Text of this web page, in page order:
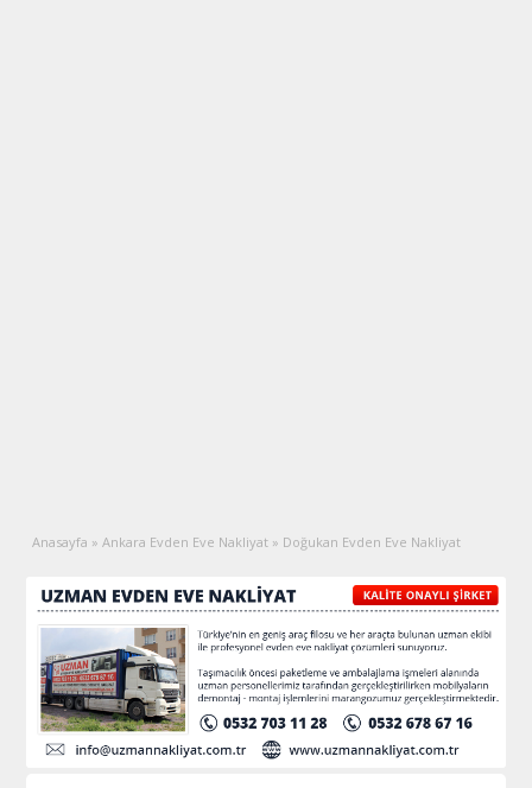
Anasayfa » Ankara Evden Eve Nakliyat » Doğukan Evden Eve Nakliyat